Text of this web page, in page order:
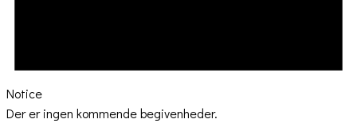
Notice
Der er ingen kommende begivenheder.